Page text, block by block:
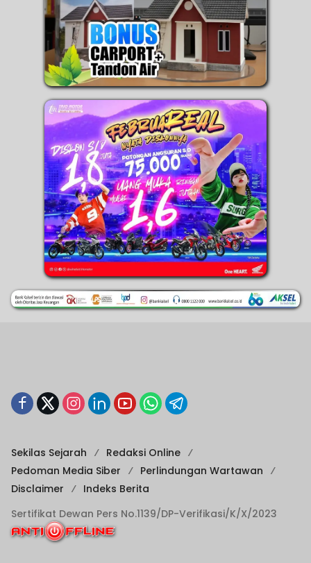
Sekilas Sejarah
Redaksi Online
Pedoman Media Siber
Perlindungan Wartawan
Disclaimer
Indeks Berita
Sertifikat Dewan Pers No.1139/DP-Verifikasi/K/X/2023